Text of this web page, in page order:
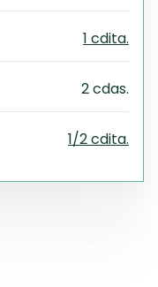
1 cdita.
2 cdas.
1/2 cdita.